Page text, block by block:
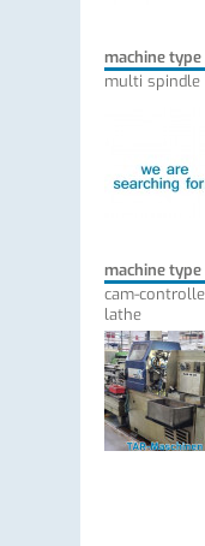
machine type
multi
machine type
cam-
lathe